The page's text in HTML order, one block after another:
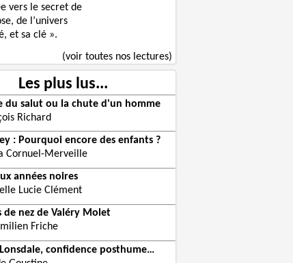
vers le secret de
de l’univers
et sa clé ».
(voir toutes nos lectures)
Les plus lus...
du salut ou la chute d'un homme
Richard
: Pourquoi encore des enfants ?
Cornuel-Merveille
années noires
Lucie Clément
de nez de Valéry Molet
Friche
confidence posthume…